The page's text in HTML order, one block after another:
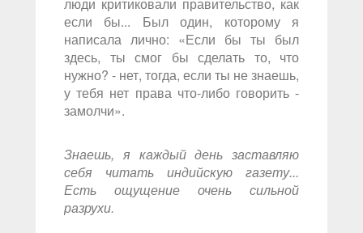
если бы... Был один, которому я
написала лично: «Если бы ты был
здесь, ты смог бы сделать то, что
нужно? - нет, тогда, если ты не знаешь,
у тебя нет права что-либо говорить -
замолчи».
Знаешь, я каждый день заставляю
себя читать индийскую газету...
Есть ощущение очень сильной
разрухи.